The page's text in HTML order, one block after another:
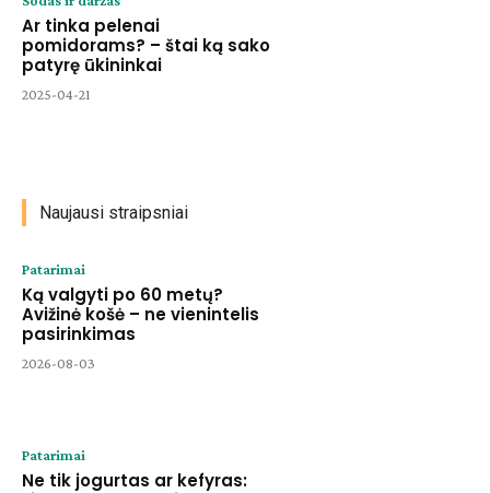
Ar tinka pelenai
pomidorams? – štai ką sako
patyrę ūkininkai
2025-04-21
Naujausi straipsniai
Patarimai
Ką valgyti po 60 metų?
Avižinė košė – ne vienintelis
pasirinkimas
2026-08-03
Patarimai
Ne tik jogurtas ar kefyras: